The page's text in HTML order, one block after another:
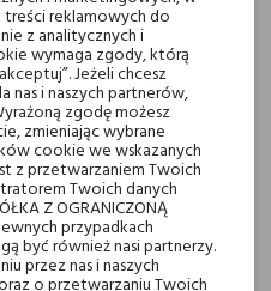
Cubia
– soczysta brzoskwinia i
lekkość i świeżość. Z
akordy drzewa sandałowego i
kompozycja intensywna,
i budząca skojarzenia z
reklamowych do
z analitycznych i
wymaga zgody, którą
Jeżeli chcesz
i naszych partnerów,
zgodę możesz
zmieniając wybrane
cookie we wskazanych
z przetwarzaniem Twoich
Twoich danych
Z OGRANICZONĄ
przypadkach
być również nasi partnerzy.
przez nas i naszych